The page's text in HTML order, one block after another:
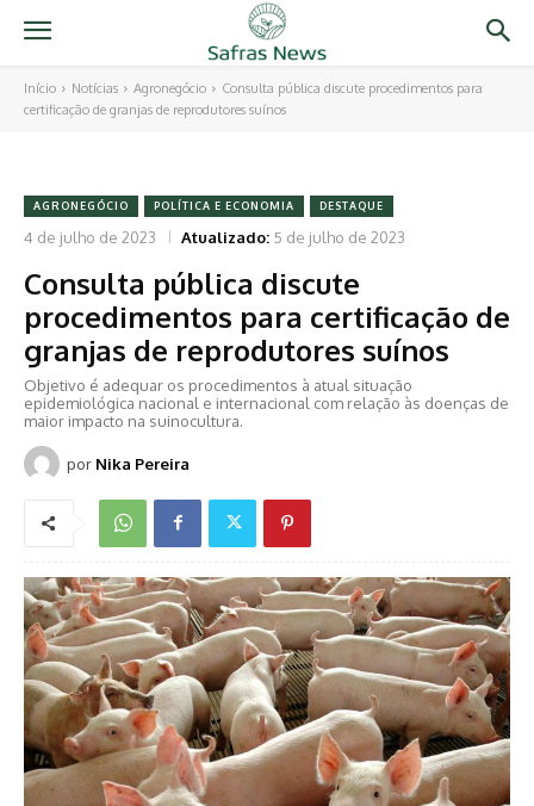
Início Notícias Agronegócio
Consulta pública discute procedimentos para
certificação de granjas de reprodutores suínos
AGRONEGÓCIO POLÍTICA E ECONOMIA DESTAQUE
4 de julho de 2023 Atualizado: 5 de julho de 2023
Consulta pública discute
procedimentos para certificação de
granjas de reprodutores suínos
Objetivo é adequar os procedimentos à atual situação
epidemiológica nacional e internacional com relação às doenças de
maior impacto na suinocultura.
por Nika Pereira